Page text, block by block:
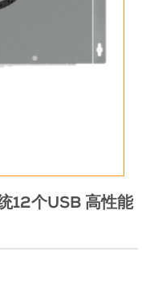
12个USB 高性能